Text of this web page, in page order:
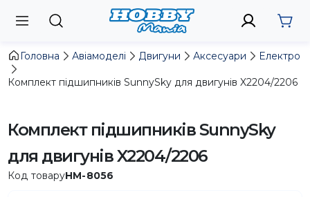
Головна Авіамоделі Двигуни Аксесуари Електро
Комплект підшипників SunnySky для двигунів X2204/2206
Комплект підшипників SunnySky
для двигунів X2204/2206
Код товаруHM-8056